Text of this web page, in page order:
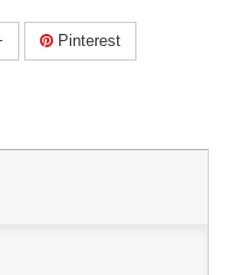
Pinterest